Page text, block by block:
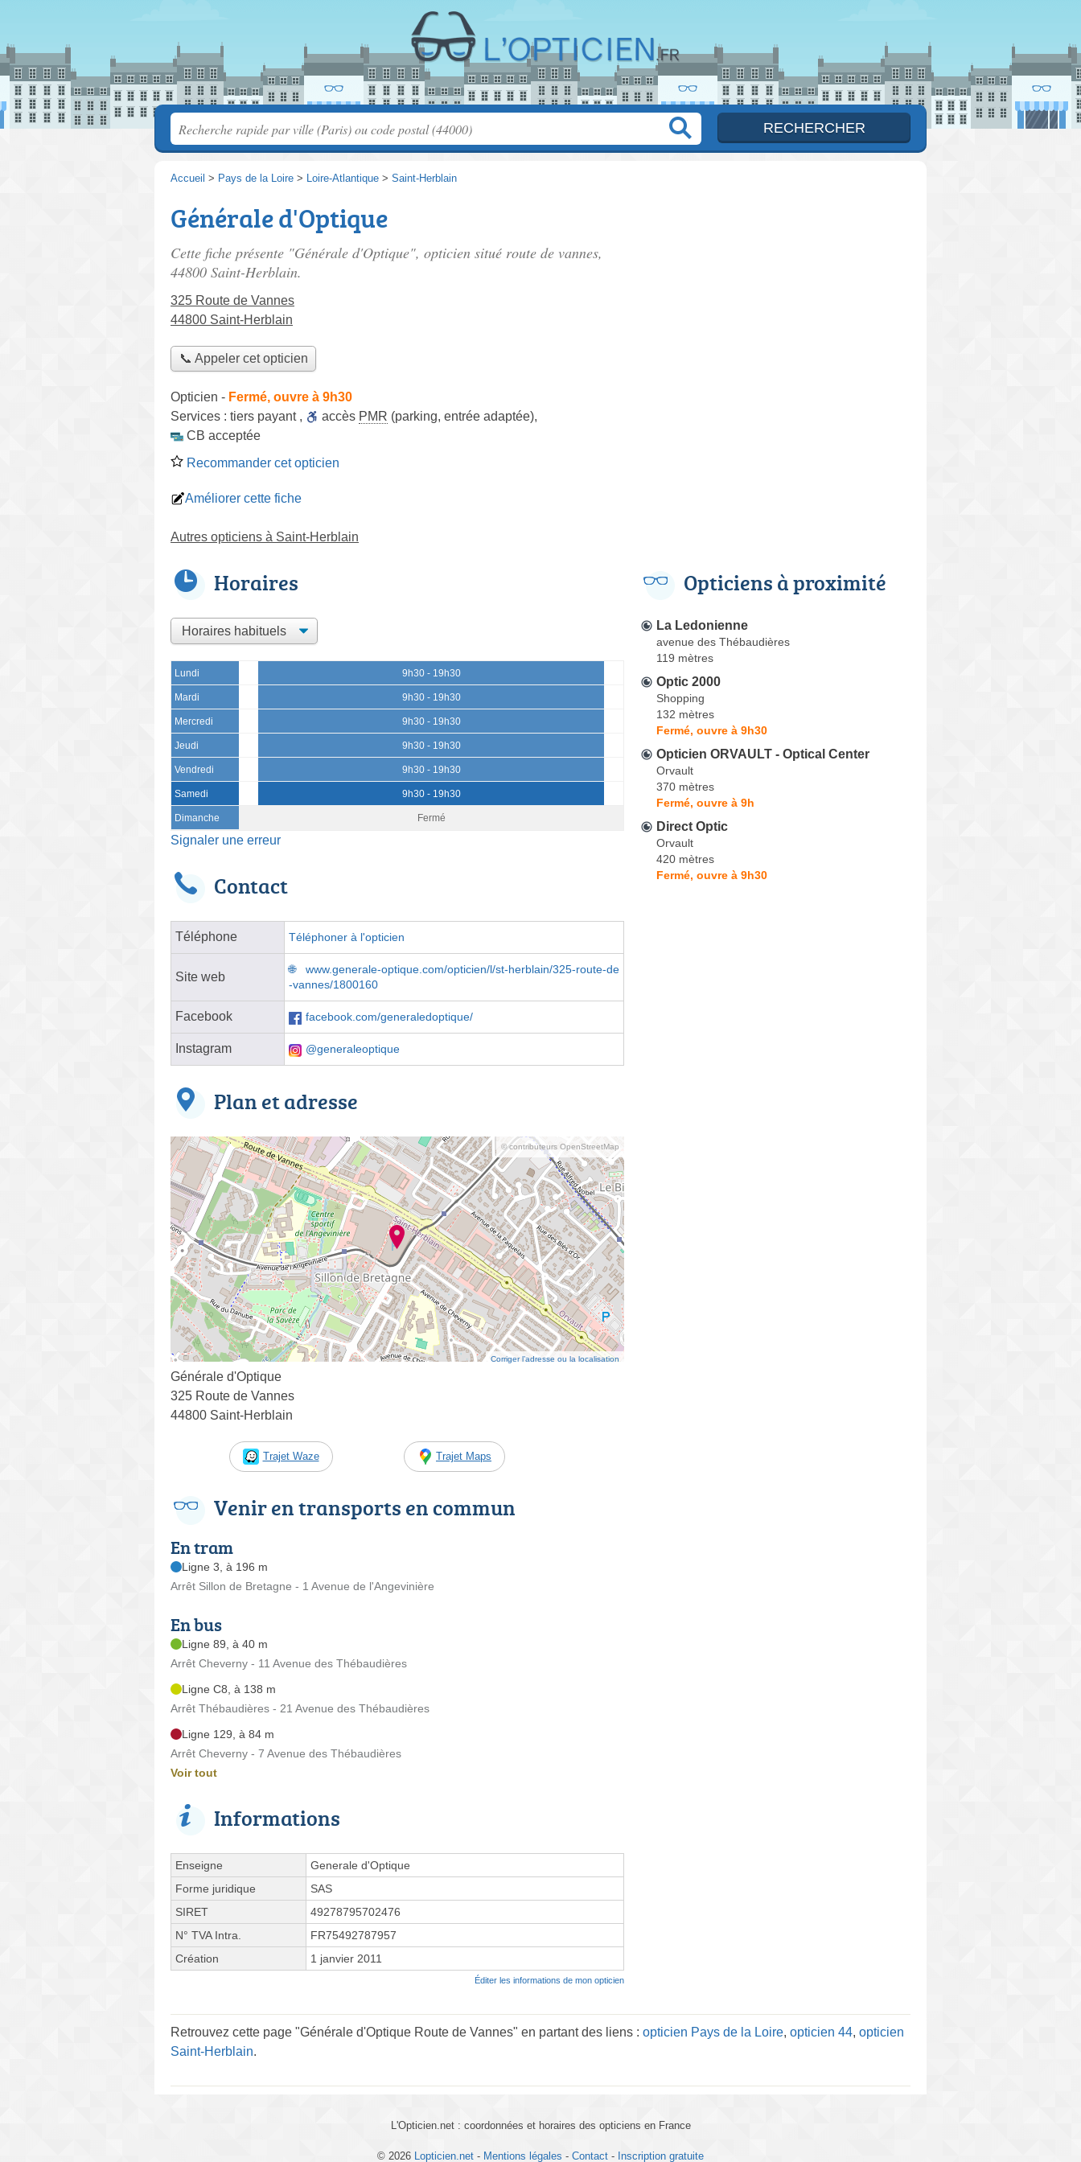
Accueil > Pays de la Loire > Loire-Atlantique > Saint-Herblain
Générale d'Optique
Cette fiche présente "Générale d'Optique", opticien situé route de vannes,
44800 Saint-Herblain.
325 Route de Vannes
44800 Saint-Herblain
📞 Appeler cet opticien
Opticien - Fermé, ouvre à 9h30
Services : tiers payant , accès PMR (parking, entrée adaptée),
CB acceptée
Recommander cet opticien
Améliorer cette fiche
Autres opticiens à Saint-Herblain
Horaires
Lundi 9h30 - 19h30
Mardi 9h30 - 19h30
Mercredi 9h30 - 19h30
Jeudi 9h30 - 19h30
Vendredi 9h30 - 19h30
Samedi 9h30 - 19h30
Dimanche Fermé
Signaler une erreur
Contact
Téléphone Téléphoner à l'opticien
Site web
www.generale-optique.com/opticien/l/st-herblain/325-route-de
-vannes/1800160
Facebook facebook.com/generaledoptique/
Instagram @generaleoptique
Plan et adresse
© contributeurs OpenStreetMap
Corriger l’adresse ou la localisation
Générale d'Optique
325 Route de Vannes
44800 Saint-Herblain
Trajet Waze Trajet Maps
Venir en transports en commun
En tram
Ligne 3, à 196 m
Arrêt Sillon de Bretagne - 1 Avenue de l'Angevinière
En bus
Ligne 89, à 40 m
Arrêt Cheverny - 11 Avenue des Thébaudières
Ligne C8, à 138 m
Arrêt Thébaudières - 21 Avenue des Thébaudières
Ligne 129, à 84 m
Arrêt Cheverny - 7 Avenue des Thébaudières
Voir tout
Informations
Enseigne
Generale d'Optique
Forme juridique
SAS
SIRET
49278795702476
N° TVA Intra.
FR75492787957
Création
1 janvier 2011
Éditer les informations de mon opticien
Opticiens à proximité
La Ledonienne
avenue des Thébaudières
119 mètres
Optic 2000
Shopping
132 mètres
Fermé, ouvre à 9h30
Opticien ORVAULT - Optical Center
Orvault
370 mètres
Fermé, ouvre à 9h
Direct Optic
Orvault
420 mètres
Fermé, ouvre à 9h30
Retrouvez cette page "Générale d'Optique Route de Vannes" en partant des liens : opticien Pays de la Loire, opticien 44, opticien
Saint-Herblain.
L'Opticien.net : coordonnées et horaires des opticiens en France
© 2026 Lopticien.net - Mentions légales - Contact - Inscription gratuite